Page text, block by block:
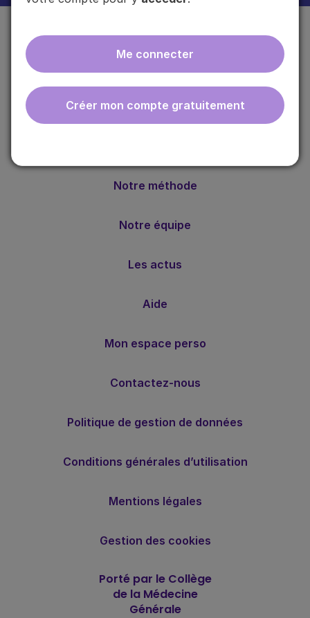
Me connecter
Créer mon compte gratuitement
ebmfrance est une base de connaissances médicales
Notre méthode
Notre équipe
Les actus
Aide
Mon espace perso
Contactez-nous
Politique de gestion de données
Conditions générales d’utilisation
Mentions légales
Gestion des cookies
Porté par le Collège
de la Médecine
Générale